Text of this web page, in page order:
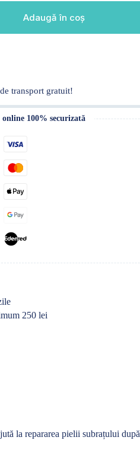
Adaugă în coș
transport gratuit!
100% securizată
250 lei
la repararea pielii subrațului după